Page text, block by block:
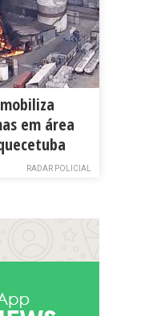
em área
RADAR POLICIAL